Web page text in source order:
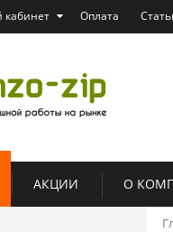
Оплата
АКЦИИ О